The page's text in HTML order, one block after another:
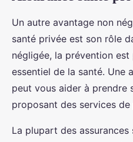
Un autre avantage non
santé privée est son rôle
négligée, la prévention
essentiel de la santé. Une
peut vous aider à prendre
proposant des services de
La plupart des